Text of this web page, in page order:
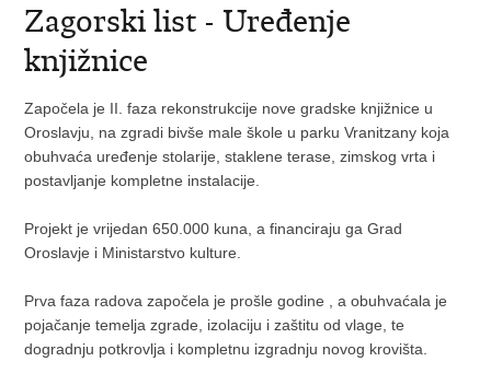
Zagorski list - Uređenje
knjižnice
Započela je II. faza rekonstrukcije nove gradske knjižnice u
Oroslavju, na zgradi bivše male škole u parku Vranitzany koja
obuhvaća uređenje stolarije, staklene terase, zimskog vrta i
postavljanje kompletne instalacije.
Projekt je vrijedan 650.000 kuna, a financiraju ga Grad
Oroslavje i Ministarstvo kulture.
Prva faza radova započela je prošle godine , a obuhvaćala je
pojačanje temelja zgrade, izolaciju i zaštitu od vlage, te
dogradnju potkrovlja i kompletnu izgradnju novog krovišta.